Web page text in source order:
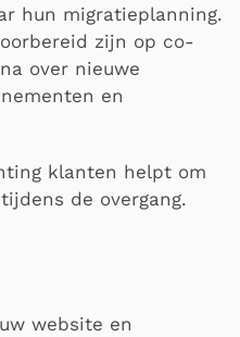
hun migratieplanning.
zijn op co-
over nieuwe
en
klanten helpt om
de overgang.
website en